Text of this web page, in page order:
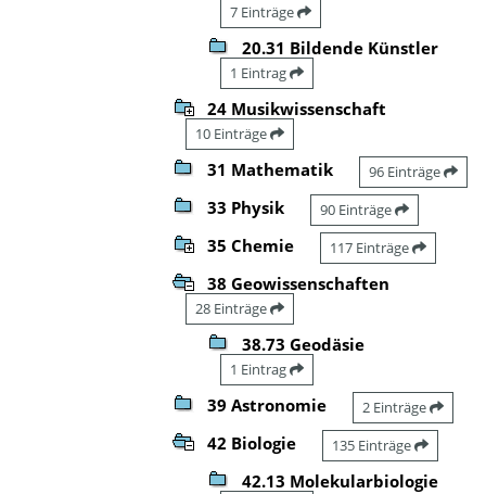
7 Einträge
20.31 Bildende Künstler
1 Eintrag
24 Musikwissenschaft
10 Einträge
31 Mathematik 96 Einträge
33 Physik 90 Einträge
35 Chemie 117 Einträge
38 Geowissenschaften
28 Einträge
38.73 Geodäsie
1 Eintrag
39 Astronomie 2 Einträge
42 Biologie 135 Einträge
42.13 Molekularbiologie